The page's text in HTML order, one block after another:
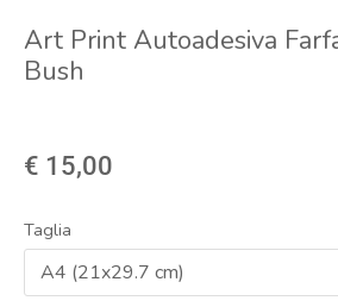
Art Print Autoadesiva
Bush
€ 15,00
Taglia
A4 (21x29.7 cm)